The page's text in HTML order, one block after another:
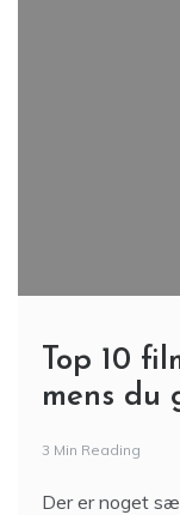
Top 10
mens du
3 Min Reading
Der er noget